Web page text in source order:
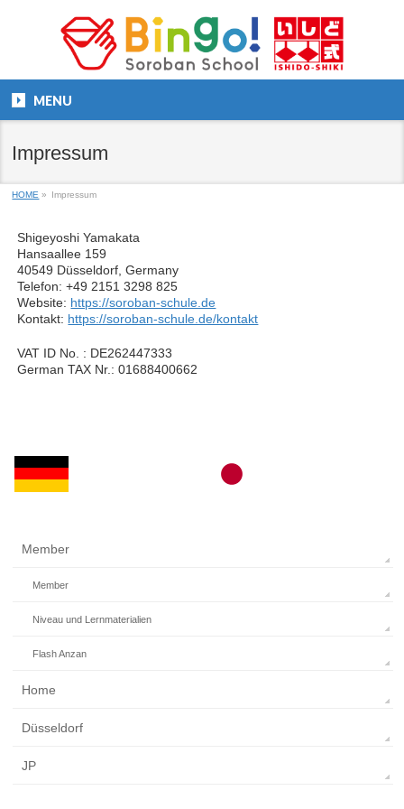
MENU
Impressum
HOME » Impressum
Shigeyoshi Yamakata
Hansaallee 159
40549 Düsseldorf, Germany
Telefon: +49 2151 3298 825
Website: https://soroban-schule.de
Kontakt: https://soroban-schule.de/kontakt
VAT ID No. : DE262447333
German TAX Nr.: 01688400662
Member
Member
Niveau und Lernmaterialien
Flash Anzan
Home
Düsseldorf
JP